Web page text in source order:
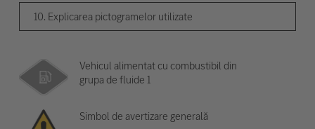
10. Explicarea pictogramelor utilizate
Vehicul alimentat cu combustibil din
grupa de fluide 1
Simbol de avertizare generală